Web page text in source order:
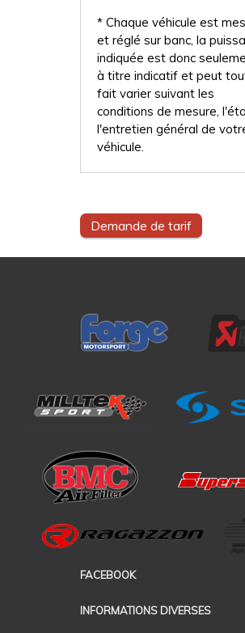
* Chaque véhicule est
et réglé sur banc, la
indiquée est donc
à titre indicatif et peut
fait varier suivant les
conditions de mesure,
l'entretien général de
véhicule.
Demande de tarif
FACEBOOK
INFORMATIONS DIVERSES